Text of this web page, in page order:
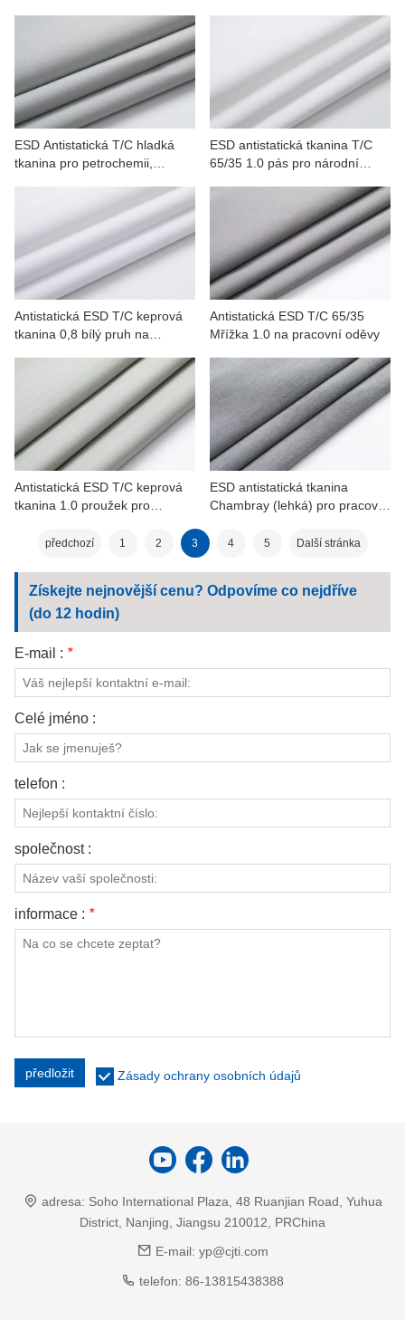
ESD Antistatická T/C hladká
tkanina pro petrochemii,
ESD antistatická tkanina T/C
65/35 1.0 pás pro národní
Antistatická ESD T/C keprová
tkanina 0,8 bílý pruh na
Antistatická ESD T/C 65/35
Mřížka 1.0 na pracovní oděvy
Antistatická ESD T/C keprová
tkanina 1.0 proužek pro
ESD antistatická tkanina
Chambray (lehká) pro pracovní
předchozí 1 2 3 4 5 Další stránka
Získejte nejnovější cenu? Odpovíme co nejdříve
(do 12 hodin)
E-mail : *
Celé jméno :
telefon :
společnost :
informace : *
předložit Zásady ochrany osobních údajů
adresa: Soho International Plaza, 48 Ruanjian Road, Yuhua
District, Nanjing, Jiangsu 210012, PRChina
E-mail: yp@cjti.com
telefon: 86-13815438388